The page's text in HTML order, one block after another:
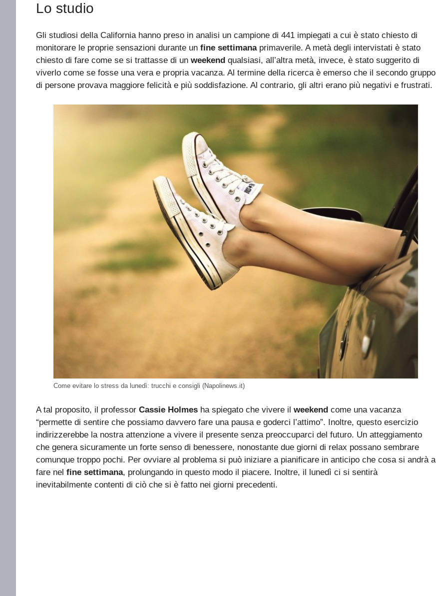
Lo studio
Gli studiosi della California hanno preso in analisi un campione di 441 impiegati a cui è stato chiesto di
monitorare le proprie sensazioni durante un fine settimanaprimaverile. A metà degli intervistati è stato
chiesto di fare come se si trattasse di un weekend qualsiasi, all’altra metà, invece, è stato suggerito di
viverlo come se fosse una vera e propria vacanza. Al termine della ricerca è emerso che il secondo gruppo
di persone provava maggiore felicità e più soddisfazione. Al contrario, gli altri erano più negativi e frustrati.
Come evitare lo stress da lunedì: trucchi e consigli (Napolinews.it)
A tal proposito, il professor Cassie Holmes ha spiegato che vivere il weekend come una vacanza
“permette di sentire che possiamo davvero fare una pausa e goderci l’attimo”. Inoltre, questo esercizio
indirizzerebbe la nostra attenzione a vivere il presente senza preoccuparci del futuro. Un atteggiamento
che genera sicuramente un forte senso di benessere, nonostante due giorni di relax possano sembrare
comunque troppo pochi. Per ovviare al problema si può iniziare a pianificare in anticipo che cosa si andrà a
fare nel fine settimana, prolungando in questo modo il piacere. Inoltre, il lunedì ci si sentirà
inevitabilmente contenti di ciò che si è fatto nei giorni precedenti.